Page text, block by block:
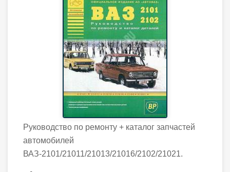
Руководство по ремонту + каталог запчастей
автомобилей
ВАЗ-2101/21011/21013/21016/2102/21021.